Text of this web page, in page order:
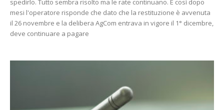
spedirlo. Tutto sembra risolto ma le rate continuano. E così dopo
mesi l'operatore risponde che dato che la restituzione è avvenuta
il 26 novembre e la delibera AgCom entrava in vigore il 1° dicembre,
deve continuare a pagare